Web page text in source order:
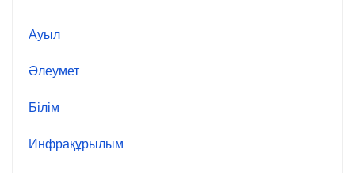
Ауыл
Әлеумет
Білім
Инфрақұрылым